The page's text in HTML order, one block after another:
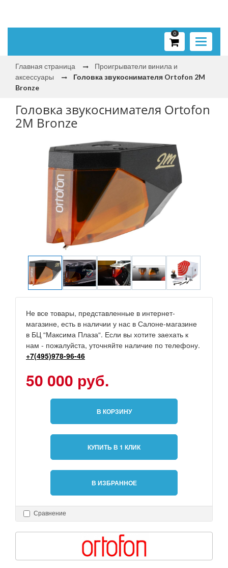
Toggle
0
Главная страница
Проигрыватели винила и
аксессуары
Головка звукоснимателя Ortofon 2M
Bronze
Головка звукоснимателя Ortofon
2M Bronze
Не все товары, представленные в интернет-
магазине, есть в наличии у нас в Салоне-магазине
в БЦ “Максима Плаза“. Если вы хотите заехать к
нам - пожалуйста, уточняйте наличие по телефону.
+7(495)978-96-46
50 000 руб.
В КОРЗИНУ
КУПИТЬ В 1 КЛИК
В ИЗБРАННОЕ
Сравнение